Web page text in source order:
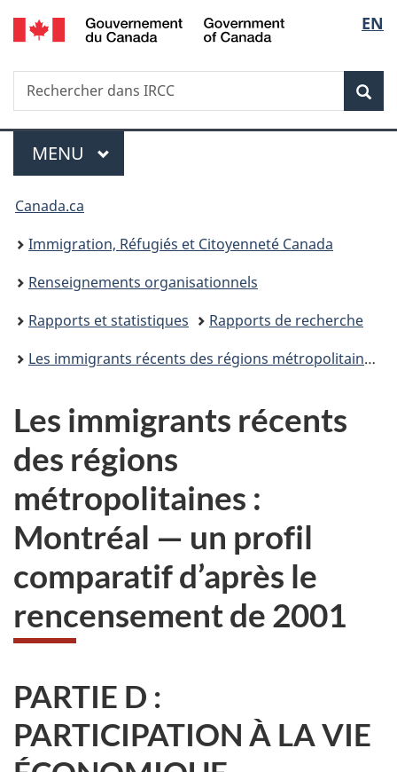
Passer
au
Passer
à
du
Passer
à
simplifiée
de
la
EN
Recherche
Rechercher
dans
Menu
MENU PRINCIPAL
Vous
êtes
ici :
Canada.ca
Immigration, Réfugiés et Citoyenneté Canada
Renseignements organisationnels
Rapports et statistiques
Rapports de recherche
Les immigrants récents des régions métropolitaines : Montréal — un profil comparatif d’après le rencensement de 2001
Les immigrants récents
des régions
métropolitaines :
Montréal — un profil
comparatif d’après le
rencensement de 2001
PARTIE D :
PARTICIPATION À LA VIE